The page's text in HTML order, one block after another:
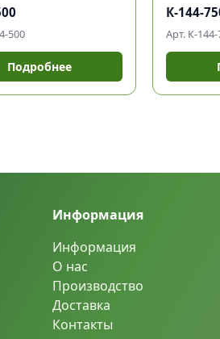
500
Подробнее
К-144-
Арт. К-
Информация
Информация
О нас
Производство
Доставка
Контакты